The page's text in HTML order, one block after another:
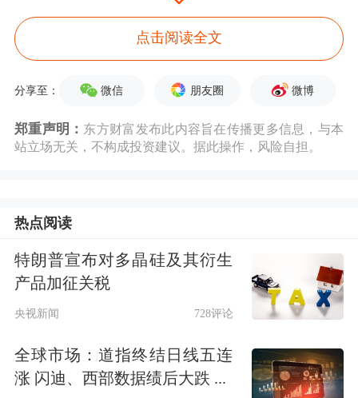
需求加速释放
一边欣赏雾凇景观，一边享受温暖的围
省文化和旅游厅携手巨量星图推出
进入冰雪季，吉林举办了多场活动，长
春市文化广播电视和旅游局相关负责人
表示，2024—2025雪季，长春推出冰雪
体育、冰雪研学、冰雪演艺、冰雪商贸
等多个板块、300余项主题活动，做好
点击阅读全文
分享至： 微信 朋友圈 微博
郑重声明： 东方财富发布此内容旨在传播更多信息，与本
站立场无关，不构成投资建议。据此操作，风险自担。
热点阅读
特朗普宣布对多晶硅及其衍生
产品加征关税
央视新闻 728评论
全球市场：道指终结日线五连
涨 闪迪、西部数据绩后大跌 ...